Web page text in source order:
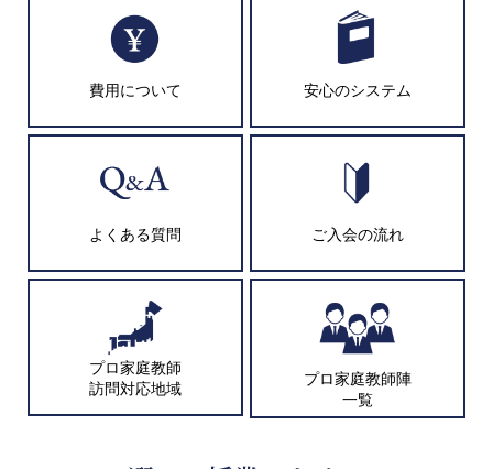
費用について 安心のシステム
よくある質問 ご入会の流れ
プロ家庭教師
訪問対応地域
プロ家庭教師陣
一覧